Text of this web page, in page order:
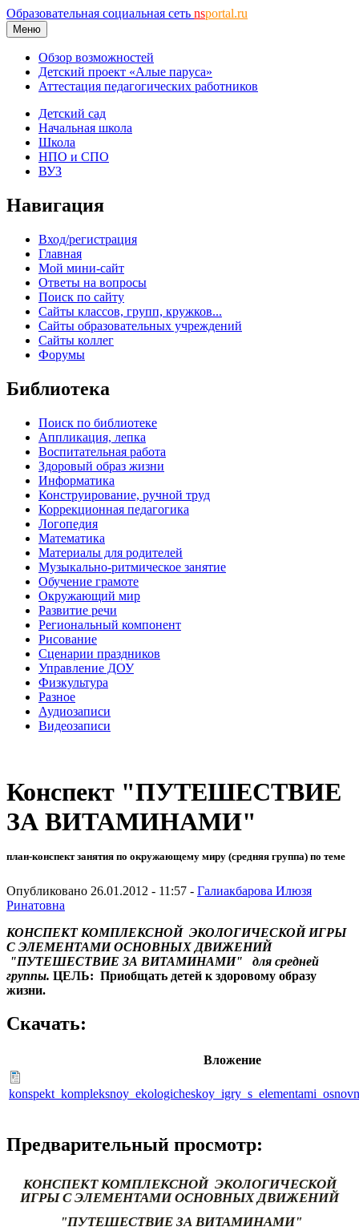
Образовательная социальная сеть nsportal.ru
Меню
Обзор возможностей
Детский проект «Алые паруса»
Аттестация педагогических работников
Детский сад
Начальная школа
Школа
НПО и СПО
ВУЗ
Навигация
Вход/регистрация
Главная
Мой мини-сайт
Ответы на вопросы
Поиск по сайту
Сайты классов, групп, кружков...
Сайты образовательных учреждений
Сайты коллег
Форумы
Библиотека
Поиск по библиотеке
Аппликация, лепка
Воспитательная работа
Здоровый образ жизни
Информатика
Конструирование, ручной труд
Коррекционная педагогика
Логопедия
Математика
Материалы для родителей
Музыкально-ритмическое занятие
Обучение грамоте
Окружающий мир
Развитие речи
Региональный компонент
Рисование
Сценарии праздников
Управление ДОУ
Физкультура
Разное
Аудиозаписи
Видеозаписи
Конспект "ПУТЕШЕСТВИЕ
ЗА ВИТАМИНАМИ"
план-конспект занятия по окружающему миру (средняя группа) по теме
Опубликовано 26.01.2012 - 11:57 - Галиакбарова Илюзя
Ринатовна
КОНСПЕКТ КОМПЛЕКСНОЙ ЭКОЛОГИЧЕСКОЙ ИГРЫ
С ЭЛЕМЕНТАМИ ОСНОВНЫХ ДВИЖЕНИЙ
"ПУТЕШЕСТВИЕ ЗА ВИТАМИНАМИ" для средней
группы. ЦЕЛЬ: Приобщать детей к здоровому образу
жизни.
Скачать:
Вложение
Предварительный просмотр:
КОНСПЕКТ КОМПЛЕКСНОЙ ЭКОЛОГИЧЕСКОЙ
ИГРЫ С ЭЛЕМЕНТАМИ ОСНОВНЫХ ДВИЖЕНИЙ
"ПУТЕШЕСТВИЕ ЗА ВИТАМИНАМИ"